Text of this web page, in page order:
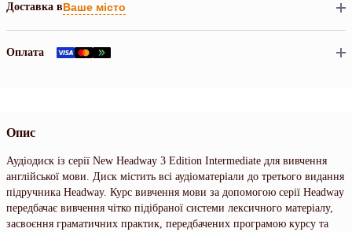
Доставка вВаше місто
Оплата
Опис
Аудіодиск із серії New Headway 3 Edition Intermediate для вивчення
англійської мови. Диск містить всі аудіоматеріали до третього видання
підручника Headway. Курс вивчення мови за допомогою серії Headway
передбачає вивчення чітко підібраної системи лексичного матеріалу,
засвоєння граматичних практик, передбачених програмою курсу та